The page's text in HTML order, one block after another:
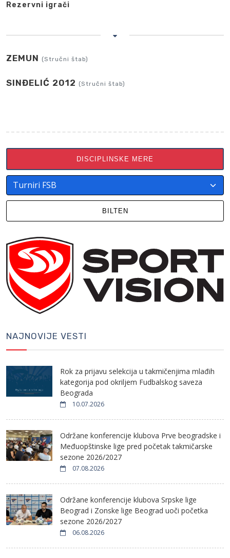
Rezervni igrači
ZEMUN (Stručni štab)
SINĐELIĆ 2012 (Stručni štab)
DISCIPLINSKE MERE
BILTEN
NAJNOVIJE VESTI
Rok za prijavu selekcija u takmičenjima mlađih
kategorija pod okriljem Fudbalskog saveza
Beograda
10.07.2026
Održane konferencije klubova Prve beogradske i
Međuopštinske lige pred početak takmičarske
sezone 2026/2027
07.08.2026
Održane konferencije klubova Srpske lige
Beograd i Zonske lige Beograd uoči početka
sezone 2026/2027
06.08.2026